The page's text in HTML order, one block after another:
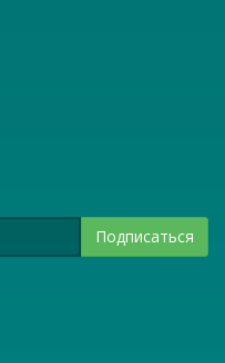
Подписаться